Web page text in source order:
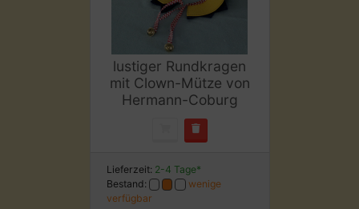
lustiger Rundkragen
mit Clown-Mütze von
Hermann-Coburg
Lieferzeit: 2-4 Tage*
Bestand:
wenige
verfügbar